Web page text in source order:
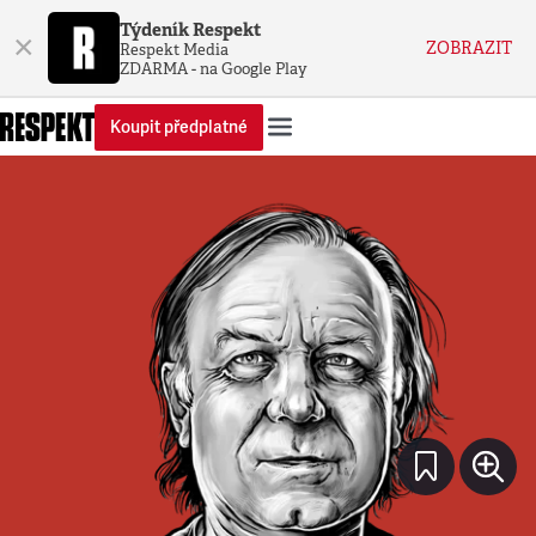
× Týdeník Respekt
Respekt Media
ZDARMA - na Google Play
ZOBRAZIT
Koupit předplatné